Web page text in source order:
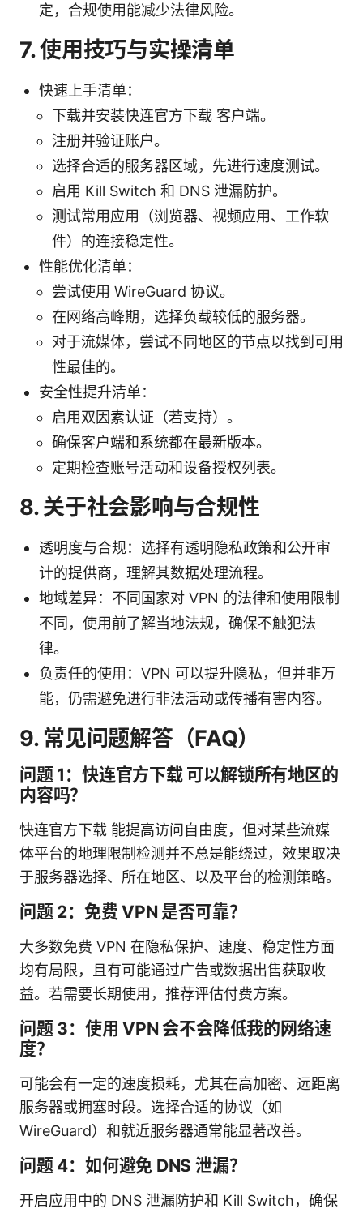
定，合规使用能减少法律风险。
7. 使用技巧与实操清单
快速上手清单：
下载并安装快连官方下载 客户端。
注册并验证账户。
选择合适的服务器区域，先进行速度测试。
启用 Kill Switch 和 DNS 泄漏防护。
测试常用应用（浏览器、视频应用、工作软
件）的连接稳定性。
性能优化清单：
尝试使用 WireGuard 协议。
在网络高峰期，选择负载较低的服务器。
对于流媒体，尝试不同地区的节点以找到可用
性最佳的。
安全性提升清单：
启用双因素认证（若支持）。
确保客户端和系统都在最新版本。
定期检查账号活动和设备授权列表。
8. 关于社会影响与合规性
透明度与合规：选择有透明隐私政策和公开审
计的提供商，理解其数据处理流程。
地域差异：不同国家对 VPN 的法律和使用限制
不同，使用前了解当地法规，确保不触犯法
律。
负责任的使用：VPN 可以提升隐私，但并非万
能，仍需避免进行非法活动或传播有害内容。
9. 常见问题解答（FAQ）
问题 1：快连官方下载 可以解锁所有地区的
内容吗？
快连官方下载 能提高访问自由度，但对某些流媒
体平台的地理限制检测并不总是能绕过，效果取决
于服务器选择、所在地区、以及平台的检测策略。
问题 2：免费 VPN 是否可靠？
大多数免费 VPN 在隐私保护、速度、稳定性方面
均有局限，且有可能通过广告或数据出售获取收
益。若需要长期使用，推荐评估付费方案。
问题 3：使用 VPN 会不会降低我的网络速
度？
可能会有一定的速度损耗，尤其在高加密、远距离
服务器或拥塞时段。选择合适的协议（如
WireGuard）和就近服务器通常能显著改善。
问题 4：如何避免 DNS 泄漏？
开启应用中的 DNS 泄漏防护和 Kill Switch，确保